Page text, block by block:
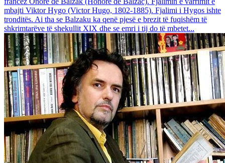
mbajti Viktor Hygo (Victor Hugo, 1802-1885). Fjalimi i Hygos ishte
tronditës. Ai tha se Balzaku ka qenë pjesë e brezit të fuqishëm të
shkrimtarëve të shekullit XIX dhe se emri i tij do të mbetet...